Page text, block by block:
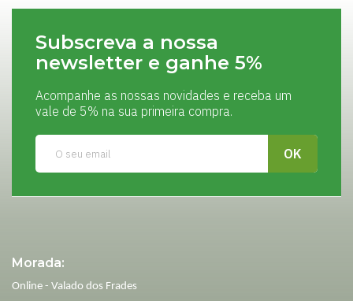
Subscreva a nossa
newsletter e ganhe 5%
Acompanhe as nossas novidades e receba um
vale de 5% na sua primeira compra.
Morada:
Online - Valado dos Frades